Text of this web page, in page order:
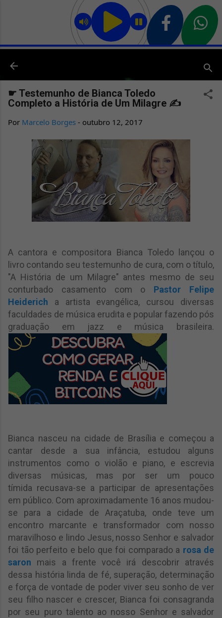
Pular para o conteúdo principal
☛ Testemunho de Bianca Toledo
Completo a História de Um Milagre ✍
Por Marcelo Borges - outubro 12, 2017
A cantora e compositora Bianca Toledo lançou o
livro contando seu testemunho de cura, com o título,
"A História de um Milagre" antes mesmo de seu
conturbado casamento com o Pastor Felipe
Heiderich a artista evangélica, cursou diversas
faculdades de música erudita e popular fazendo pós
graduação em jazz e música brasileira.
Bianca nasceu na cidade de Brasília e começou a
cantar desde a sua infância, estudou alguns
instrumentos como o violão e piano, e escrevia
diversas músicas, mas por ser um pouco
tímida recusava-se a participar de apresentações
em público. Com aproximadamente 16 anos mudou-
se para a cidade de Araçatuba, onde teve um
encontro marcante e transformador com nosso
maravilhoso e lindo Jesus, nosso Senhor e salvador
foi tão perfeito e belo que foi comparado a rosa de
saron mais a frente você irá descobrir através
dessa história linda de fé, superação, determinação
e força de vontade de poder viver seu sonho de ver
seu filho nascer e crescer, Bianca foi consagranda
por seu puro talento ao nosso Senhor e salvador